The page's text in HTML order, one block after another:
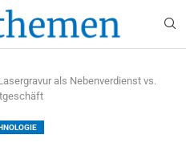
als Nebenverdienst vs.